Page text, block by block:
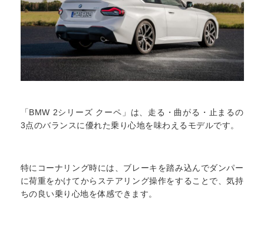
「BMW 2シリーズ クーペ」は、走る・曲がる・止まるの
3点のバランスに優れた乗り心地を味わえるモデルです。
特にコーナリング時には、ブレーキを踏み込んでダンパー
に荷重をかけてからステアリング操作をすることで、気持
ちの良い乗り心地を体感できます。